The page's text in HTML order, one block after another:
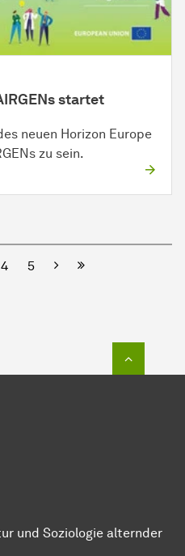
startet
neuen Horizon Europe
zu sein.
4 5 Nächste
und Soziologie alternder